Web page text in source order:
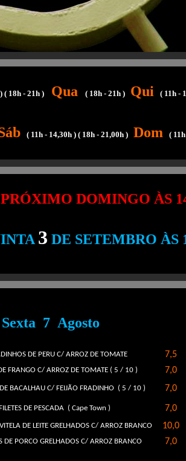
( 18h - 21h ) Qua ( 18h - 21h ) Qui ( 11h -
( 11h - 14,30h ) ( 18h - 21,00h ) Dom (
DOMINGO ÀS
3 DE SETEMBRO ÀS
Sexta 7 Agosto
DE PERU C/ ARROZ DE TOMATE
7,5
FRANGO C/ ARROZ DE TOMATE ( 5 / 10 )
7,0
BACALHAU C/ FEIJÃO FRADINHO ( 5 / 10 ) 7,0
DE PESCADA ( Cape Town )
7,0
DE LEITE GRELHADOS C/ ARROZ BRANCO
10,0
DE PORCO GRELHADOS C/ ARROZ BRANCO 7,0